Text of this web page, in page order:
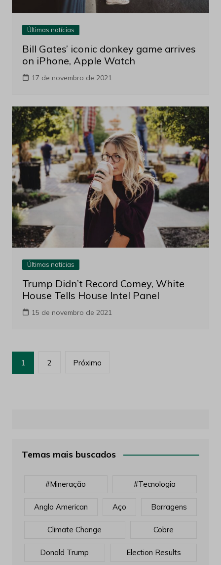
Últimas notícias
Bill Gates’ iconic donkey game arrives
on iPhone, Apple Watch
17 de novembro de 2021
Últimas notícias
Trump Didn’t Record Comey, White
House Tells House Intel Panel
15 de novembro de 2021
Paginação
de
1 2 Próximo
Temas mais buscados
#mineração #tecnologia
Anglo American Aço Barragens
Climate Change Cobre
Donald Trump Election Results